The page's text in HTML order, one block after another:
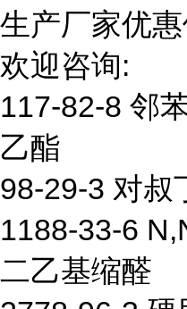
生产厂家优
欢迎咨询:
117-82-8 邻
乙酯
98-29-3 对叔
1188-33-6
二乙基缩醛